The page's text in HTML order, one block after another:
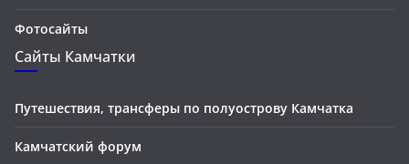
Фотосайты
Сайты Камчатки
Путешествия, трансферы по полуострову Камчатка
Камчатский форум